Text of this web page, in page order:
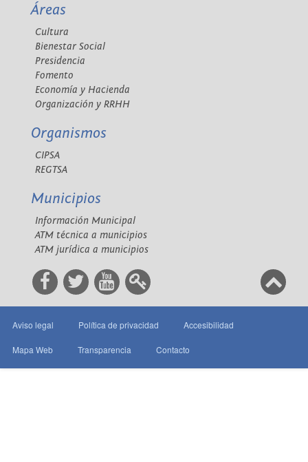
Áreas
Cultura
Bienestar Social
Presidencia
Fomento
Economía y Hacienda
Organización y RRHH
Organismos
CIPSA
REGTSA
Municipios
Información Municipal
ATM técnica a municipios
ATM jurídica a municipios
Aviso legal Política de privacidad Accesibilidad
Mapa Web Transparencia Contacto